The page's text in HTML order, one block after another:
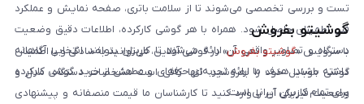
تست و بررسی تخصصی می‌شوند تا از سلامت باتری، صفحه نمایش و عملکرد
فنی اطمینان حاصل شود. همراه با هر گوشی کارکرده، اطلاعات دقیق وضعیت
دستگاه و تصاویر واقعی آن ارائه می‌شود تا کاربران بتوانند انتخابی آگاهانه
داشته باشند. هدف ما ارائه تجربه‌ای حرفه‌ای و مطمئن از خرید گوشی کارکرده
برای تمام کاربران ایرانی است.
گوشیتو بفروش
با سرویس «گوشیتو بفروش» در گوشی آنلاین، می‌توانید به‌سادگی و با اطمینان
گوشی موبایل خود را بفروشید. تنها کافی است مشخصات دستگاه، مدل و
وضعیت فیزیکی آن را وارد کنید تا کارشناسان ما قیمت منصفانه و پیشنهادی